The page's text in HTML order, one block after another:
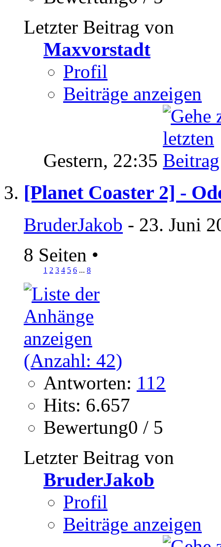
Letzter Beitrag von
Maxvorstadt
Profil
Beiträge anzeigen
Gestern, 22:35
[Planet Coaster 2] -
BruderJakob - 23. Juni
8 Seiten •
1 2 3 4 5 6 ... 8
Antworten: 112
Hits: 6.657
Bewertung0 / 5
Letzter Beitrag von
BruderJakob
Profil
Beiträge anzeigen